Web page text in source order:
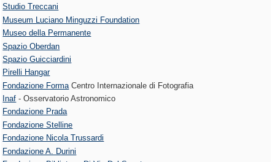
Studio Treccani
Museum Luciano Minguzzi Foundation
Museo della Permanente
Spazio Oberdan
Spazio Guicciardini
Pirelli Hangar
Fondazione Forma Centro Internazionale di Fotografia
Inaf - Osservatorio Astronomico
Fondazione Prada
Fondazione Stelline
Fondazione Nicola Trussardi
Fondazione A. Durini